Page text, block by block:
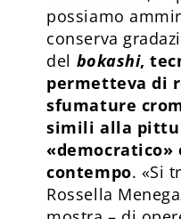
possiamo
conserva
del bokashi,
permetteva di
sfumature
simili alla
«democratico»
contempo. «Si
Rossella